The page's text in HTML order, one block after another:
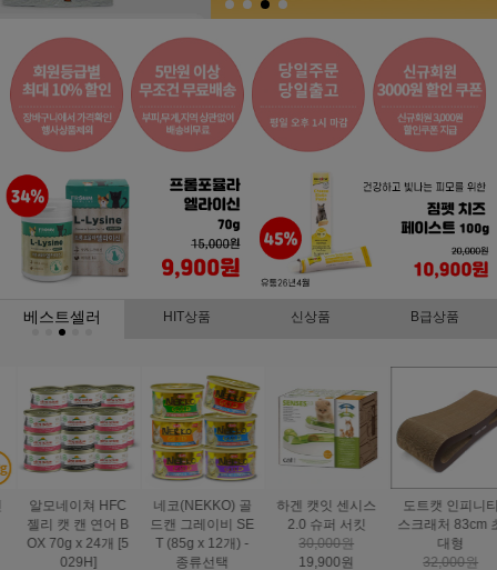
베스트셀러 HIT상품 신상품 B급상품
하겐 캣잇 센시스
2.0 슈퍼 서킷
30,000원
19,900원
도트캣 인피니티
스크래처 83cm 초
대형
32,000원
스마트하트 골드
나인케어 캣 피부&
피모 6kg
60,000원
도트캣 스크래처
집콕 TV
16,000원
12,900원